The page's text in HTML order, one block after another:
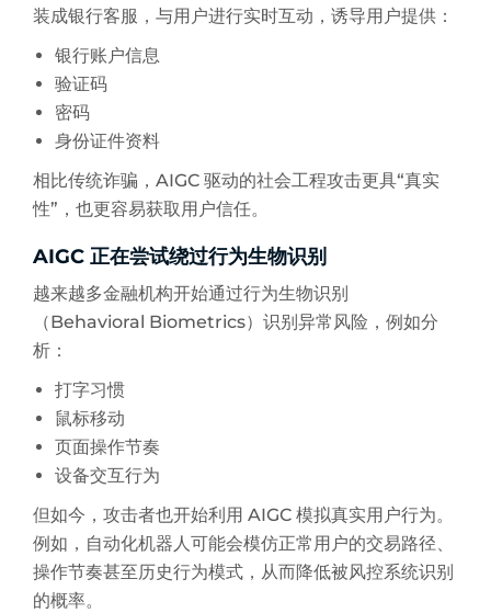
装成银行客服，与用户进行实时互动，诱导用户提供：
银行账户信息
验证码
密码
身份证件资料
相比传统诈骗，AIGC 驱动的社会工程攻击更具“真实
性”，也更容易获取用户信任。
AIGC 正在尝试绕过行为生物识别
越来越多金融机构开始通过行为生物识别
（Behavioral Biometrics）识别异常风险，例如分
析：
打字习惯
鼠标移动
页面操作节奏
设备交互行为
但如今，攻击者也开始利用 AIGC 模拟真实用户行为。
例如，自动化机器人可能会模仿正常用户的交易路径、
操作节奏甚至历史行为模式，从而降低被风控系统识别
的概率。